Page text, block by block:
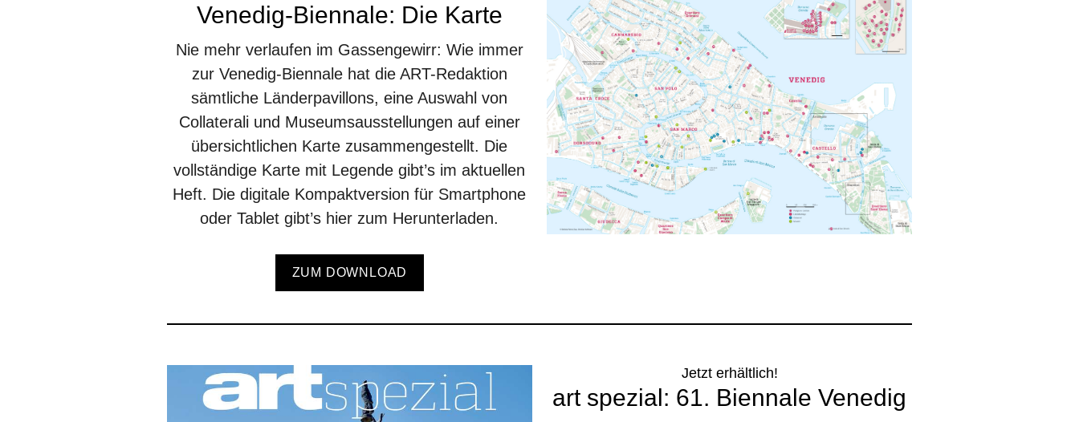
Venedig-Biennale: Die Karte
Nie mehr verlaufen im Gassengewirr: Wie immer
zur Venedig-Biennale hat die ART-Redaktion
sämtliche Länderpavillons, eine Auswahl von
Collaterali und Museumsausstellungen auf einer
übersichtlichen Karte zusammengestellt. Die
vollständige Karte mit Legende gibt’s im aktuellen
Heft. Die digitale Kompaktversion für Smartphone
oder Tablet gibt’s hier zum Herunterladen.
ZUM DOWNLOAD
Jetzt erhältlich!
art spezial: 61. Biennale Venedig